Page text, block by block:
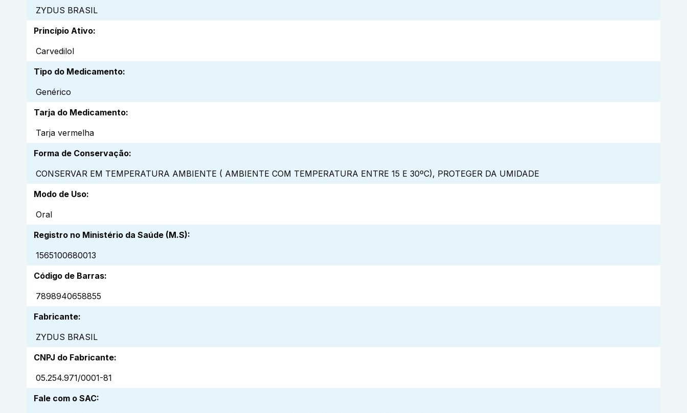
ZYDUS BRASIL
Princípio Ativo:
Carvedilol
Tipo do Medicamento:
Genérico
Tarja do Medicamento:
Tarja vermelha
Forma de Conservação:
CONSERVAR EM TEMPERATURA AMBIENTE ( AMBIENTE COM TEMPERATURA ENTRE 15 E 30ºC), PROTEGER DA UMIDADE
Modo de Uso:
Oral
Registro no Ministério da Saúde (M.S):
1565100680013
Código de Barras:
7898940658855
Fabricante:
ZYDUS BRASIL
CNPJ do Fabricante:
05.254.971/0001-81
Fale com o SAC: